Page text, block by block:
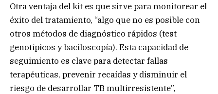
Otra ventaja del kit es que sirve para monitorear el
éxito del tratamiento, “algo que no es posible con
otros métodos de diagnóstico rápidos (test
genotípicos y baciloscopía). Esta capacidad de
seguimiento es clave para detectar fallas
terapéuticas, prevenir recaídas y disminuir el
riesgo de desarrollar TB multirresistente”,